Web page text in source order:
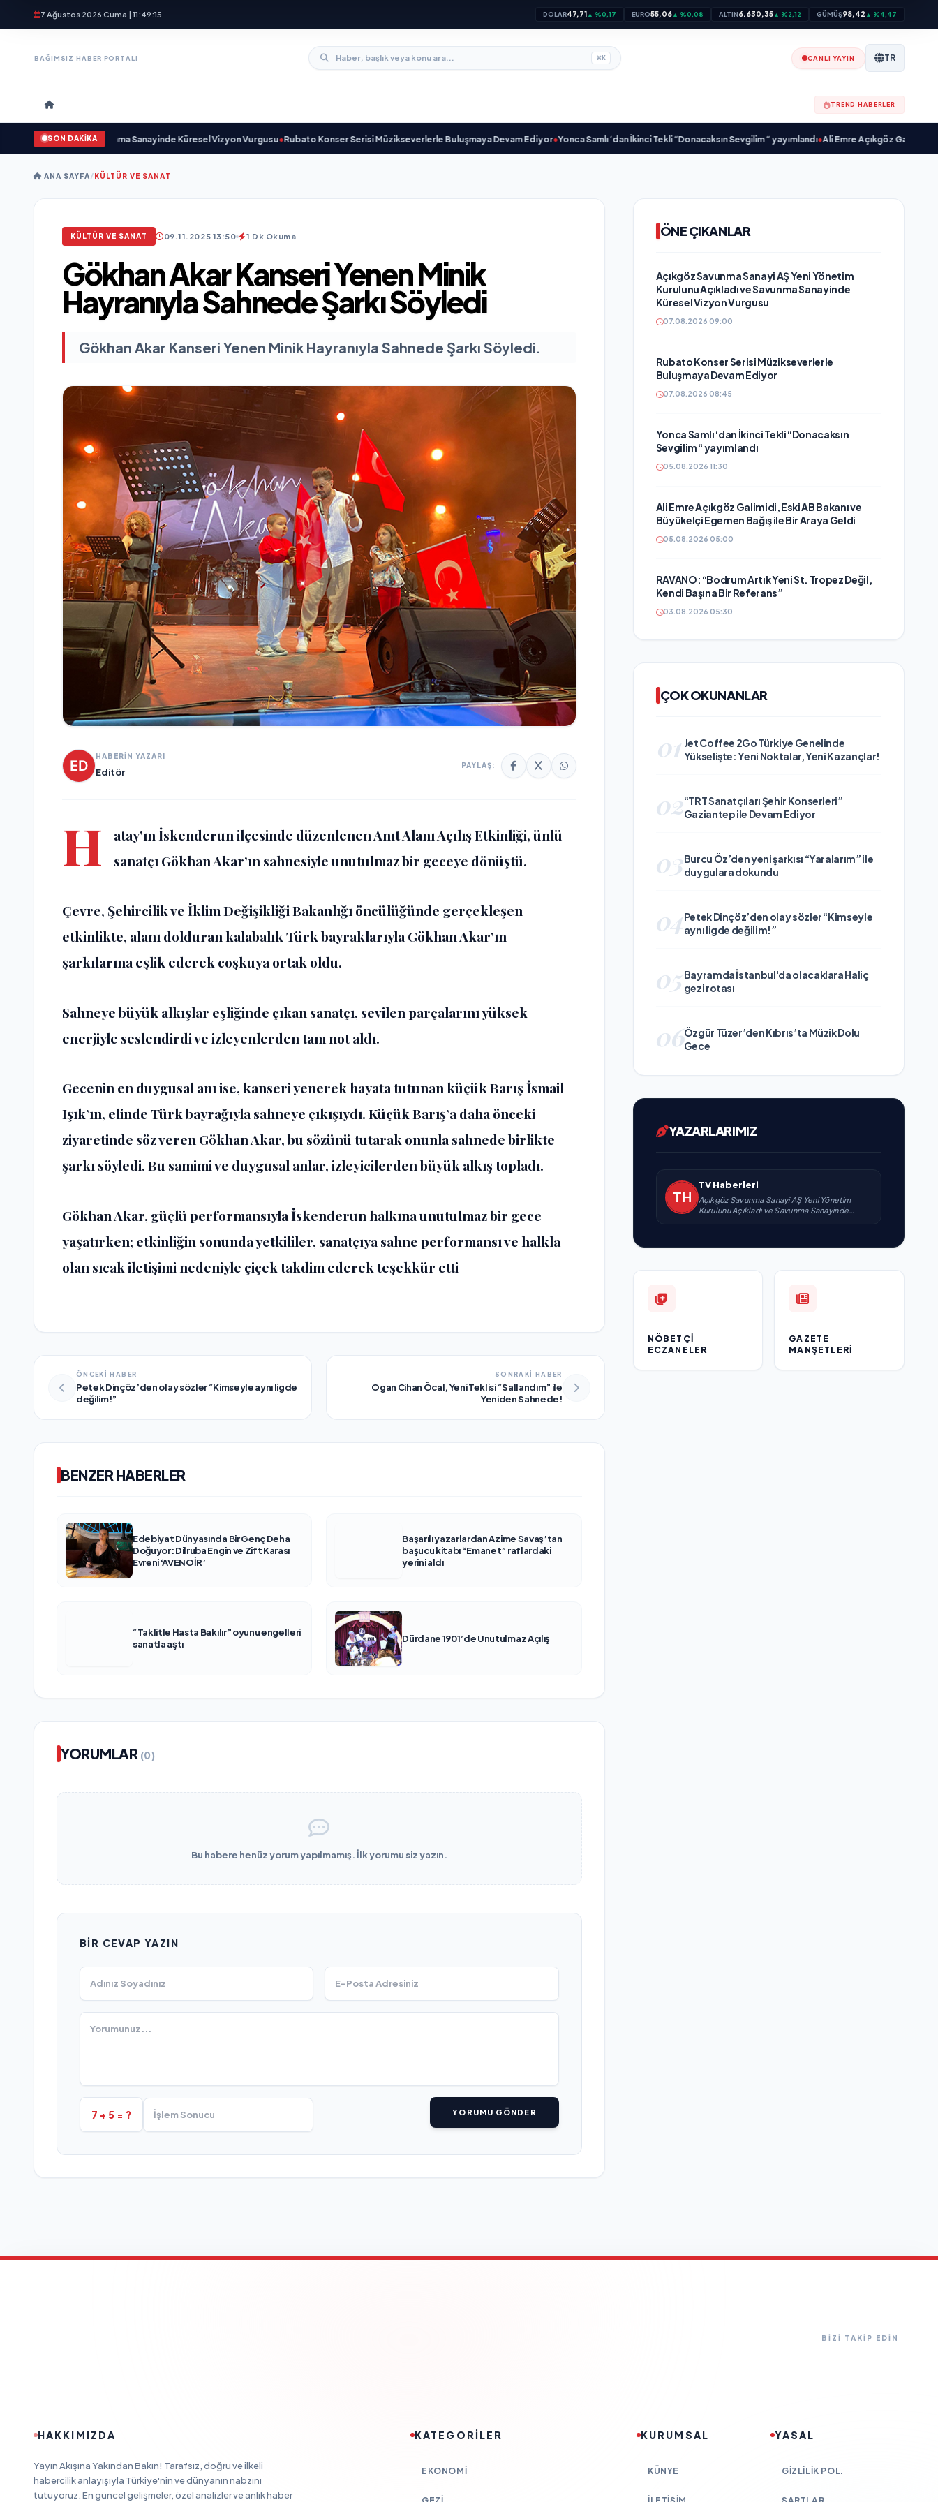
7 Ağustos 2026 Cuma | 11:49:16 DOLAR47,71▲ %0,17 EURO55,06▲ %0,08 ALTIN6.630,35▲ %2,12 GÜMÜŞ98,42 ▲ %4,47
BAĞIMSIZ HABER PORTALI ⌘K CANLI YAYIN TR
TREND HABERLER
SON DAKİKA
Açıkladı ve Savunma Sanayinde Küresel Vizyon Vurgusu•Rubato Konser Serisi Müzikseverlerle Buluşmaya Devam Ediyor•Yonca Samlı ‘dan İkinci Tekli “Donacaksın Sevgilim “ yayımlandı•Ali Emre Açıkgöz Galimidi, Eski AB
ANA SAYFA/KÜLTÜR VE SANAT
KÜLTÜR VE SANAT 09.11.2025 13:50 1 Dk Okuma
Gökhan Akar Kanseri Yenen Minik
Hayranıyla Sahnede Şarkı Söyledi
Gökhan Akar Kanseri Yenen Minik Hayranıyla Sahnede Şarkı Söyledi.
HABERİN YAZARI
Editör
PAYLAŞ:
H
atay’ın İskenderun ilçesinde düzenlenen Anıt Alanı Açılış Etkinliği, ünlü
sanatçı Gökhan Akar’ın sahnesiyle unutulmaz bir geceye dönüştü.
Çevre, Şehircilik ve İklim Değişikliği Bakanlığı öncülüğünde gerçekleşen
etkinlikte, alanı dolduran kalabalık Türk bayraklarıyla Gökhan Akar’ın
şarkılarına eşlik ederek coşkuya ortak oldu.
Sahneye büyük alkışlar eşliğinde çıkan sanatçı, sevilen parçalarını yüksek
enerjiyle seslendirdi ve izleyenlerden tam not aldı.
Gecenin en duygusal anı ise, kanseri yenerek hayata tutunan küçük Barış İsmail
Işık’ın, elinde Türk bayrağıyla sahneye çıkışıydı. Küçük Barış’a daha önceki
ziyaretinde söz veren Gökhan Akar, bu sözünü tutarak onunla sahnede birlikte
şarkı söyledi. Bu samimi ve duygusal anlar, izleyicilerden büyük alkış topladı.
Gökhan Akar, güçlü performansıyla İskenderun halkına unutulmaz bir gece
yaşatırken; etkinliğin sonunda yetkililer, sanatçıya sahne performansı ve halkla
olan sıcak iletişimi nedeniyle çiçek takdim ederek teşekkür etti
ÖNCEKİ HABER
Petek Dinçöz’den olay sözler “Kimseyle aynı ligde
değilim!”
SONRAKİ HABER
Ogan Cihan Öcal, Yeni Teklisi “Sallandım” ile
Yeniden Sahnede!
BENZER HABERLER
Edebiyat Dünyasında Bir Genç Deha
Doğuyor: Dilruba Engin ve Zift Karası
Evreni ‘AVENOİR’
Başarılı yazarlardan Azime Savaş’tan
başucu kitabı “Emanet” raflardaki
yerini aldı
“Taklitle Hasta Bakılır” oyunu engelleri
sanatla aştı
Dürdane 1901’de Unutulmaz Açılış
YORUMLAR (0)
Bu habere henüz yorum yapılmamış. İlk yorumu siz yazın.
BIR CEVAP YAZIN
7 + 5 = ? YORUMU GÖNDER
ÖNE ÇIKANLAR
Açıkgöz Savunma Sanayi AŞ Yeni Yönetim
Kurulunu Açıkladı ve Savunma Sanayinde
Küresel Vizyon Vurgusu
07.08.2026 09:00
Rubato Konser Serisi Müzikseverlerle
Buluşmaya Devam Ediyor
07.08.2026 08:45
Yonca Samlı ‘dan İkinci Tekli “Donacaksın
Sevgilim “ yayımlandı
05.08.2026 11:30
Ali Emre Açıkgöz Galimidi, Eski AB Bakanı ve
Büyükelçi Egemen Bağış ile Bir Araya Geldi
05.08.2026 05:00
RAVANO: “Bodrum Artık Yeni St. Tropez Değil,
Kendi Başına Bir Referans”
03.08.2026 05:30
ÇOK OKUNANLAR
01 Jet Coffee 2Go Türkiye Genelinde
Yükselişte: Yeni Noktalar, Yeni Kazançlar!
02“TRT Sanatçıları Şehir Konserleri”
Gaziantep ile Devam Ediyor
03Burcu Öz’den yeni şarkısı “Yaralarım” ile
duygulara dokundu
04Petek Dinçöz’den olay sözler “Kimseyle
aynı ligde değilim!”
05 Bayramda İstanbul'da olacaklara Haliç
gezi rotası
06Özgür Tüzer’den Kıbrıs’ta Müzik Dolu
Gece
YAZARLARIMIZ
TV Haberleri
Açıkgöz Savunma Sanayi AŞ Yeni Yönetim
Kurulunu Açıkladı ve Savunma Sanayinde
NÖBETÇI
ECZANELER
GAZETE
MANŞETLERI
BİZİ TAKİP EDİN
HAKKIMIZDA
Yayın Akışına Yakından Bakın! Tarafsız, doğru ve ilkeli
habercilik anlayışıyla Türkiye'nin ve dünyanın nabzını
tutuyoruz. En güncel gelişmeler, özel analizler ve anlık haber
KATEGORİLER
EKONOMI
KURUMSAL
KÜNYE
YASAL
GIZLILIK POL.